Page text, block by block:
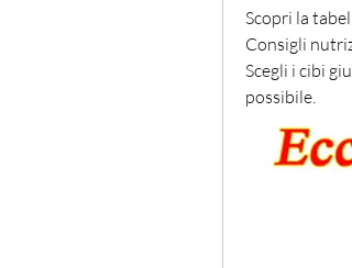
Scopri la
Consigli
Scegli i cibi
possibile.